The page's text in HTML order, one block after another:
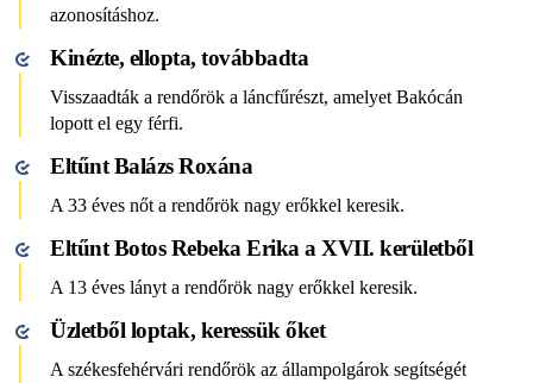
azonosításhoz.
Kinézte, ellopta, továbbadta
Visszaadták a rendőrök a láncfűrészt, amelyet Bakócán
lopott el egy férfi.
Eltűnt Balázs Roxána
A 33 éves nőt a rendőrök nagy erőkkel keresik.
Eltűnt Botos Rebeka Erika a XVII. kerületből
A 13 éves lányt a rendőrök nagy erőkkel keresik.
Üzletből loptak, keressük őket
A székesfehérvári rendőrök az állampolgárok segítségét